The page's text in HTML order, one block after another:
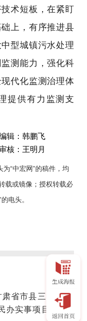
术短板，在紧盯
上，有序推进县
型城镇污水处理
测能力，强化科
代化监测治理体
提供有力监测支
辑：韩鹏飞
核：王明月
为“中宏网”的稿件，均
载或镜像；授权转载必
电头。
省市县三级共推
办实事项目